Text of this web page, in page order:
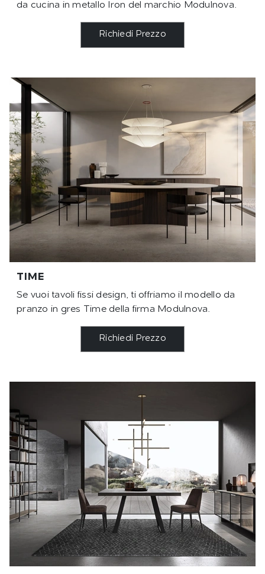
da cucina in metallo Iron del marchio Modulnova.
Richiedi Prezzo
TIME
Se vuoi tavoli fissi design, ti offriamo il modello da
pranzo in gres Time della firma Modulnova.
Richiedi Prezzo